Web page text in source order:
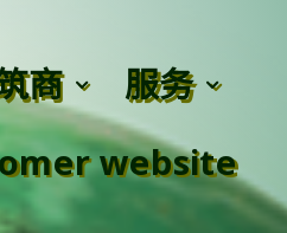
商 服务
website